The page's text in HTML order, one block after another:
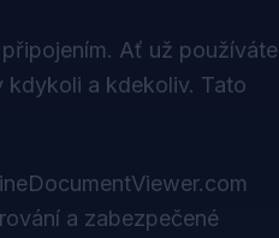
Ať už používáte
kdykoli a kdekoliv. Tato
a zabezpečené